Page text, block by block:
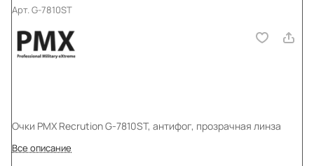
Арт.G-7810ST
Очки PMX Recrution G-7810ST, антифог, прозрачная линза
Все описание